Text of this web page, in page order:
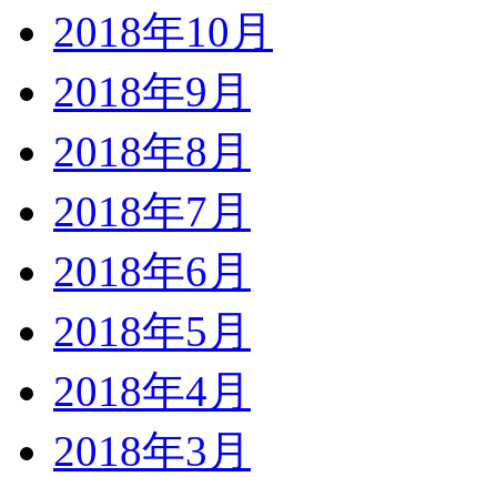
2018年10月
2018年9月
2018年8月
2018年7月
2018年6月
2018年5月
2018年4月
2018年3月